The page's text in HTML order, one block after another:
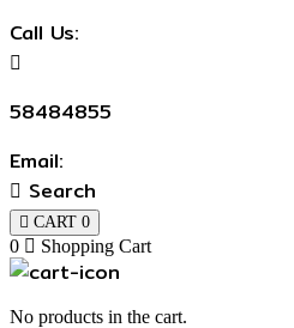
Call Us:
58484855
Email:
Search
CART 0
0 Shopping Cart
No products in the cart.